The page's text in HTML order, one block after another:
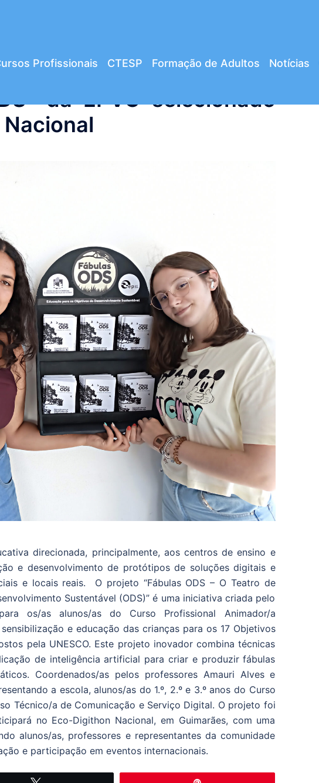
Profissionais CTESP Formação de Adultos Notícias
da EPVC selecionado
direcionada, principalmente, aos centros de ensino e
e desenvolvimento de protótipos de soluções digitais e
e locais reais. O projeto “Fábulas ODS – O Teatro de
Sustentável (ODS)” é uma iniciativa criada pelo
os/as alunos/as do Curso Profissional Animador/a
e educação das crianças para os 17 Objetivos
pela UNESCO. Este projeto inovador combina técnicas
de inteligência artificial para criar e produzir fábulas
Coordenados/as pelos professores Amauri Alves e
a escola, alunos/as do 1.º, 2.º e 3.º anos do Curso
Técnico/a de Comunicação e Serviço Digital. O projeto foi
no Eco-Digithon Nacional, em Guimarães, com uma
alunos/as, professores e representantes da comunidade
e participação em eventos internacionais.